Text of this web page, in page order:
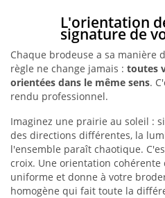
L'orientation
signature de
Chaque brodeuse a sa manière
règle ne change jamais : toutes
orientées dans le même sens.
rendu professionnel.
Imaginez une prairie au soleil :
des directions différentes, la
l'ensemble paraît chaotique.
croix. Une orientation
uniforme et donne à votre
homogène qui fait toute la